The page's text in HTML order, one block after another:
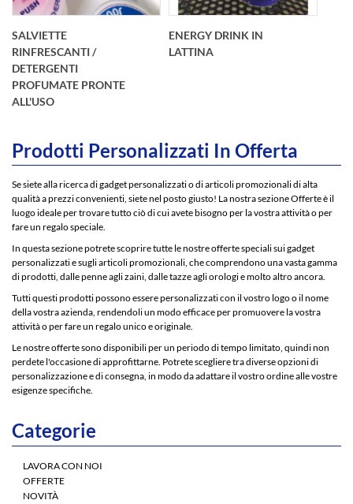
personalizzata acqua
Bottiglia
personalizzata e in
pet trasparente ma p
ml. Unicamente
naturale.
Napkin® GO
patented carrier
system è un sistema
brevettato per il
trasporto di
liquidi che contiene al
suo interno un
tampone in&
SALVIETTE
RINFRESCANTI /
DETERGENTI
PROFUMATE PRONTE
ALL'USO
ENERGY DRINK
Lattina in alluminio
(alucan) 25
energizzante con
taurina e
caffeinaaddizionate
di anidride carbonica
(leggermente
gassate)Eti
ENERGY DRINK IN
LATTINA
Prodotti Personalizzati In Offerta
Se siete alla ricerca di gadget personalizzati o di articoli promozionali di alta
qualità a prezzi convenienti, siete nel posto giusto! La nostra sezione Offerte è il
luogo ideale per trovare tutto ciò di cui avete bisogno per la vostra attività o per
fare un regalo speciale.
In questa sezione potrete scoprire tutte le nostre offerte speciali sui gadget
personalizzati e sugli articoli promozionali, che comprendono una vasta gamma
di prodotti, dalle penne agli zaini, dalle tazze agli orologi e molto altro ancora.
Tutti questi prodotti possono essere personalizzati con il vostro logo o il nome
della vostra azienda, rendendoli un modo efficace per promuovere la vostra
attività o per fare un regalo unico e originale.
Le nostre offerte sono disponibili per un periodo di tempo limitato, quindi non
perdete l'occasione di approfittarne. Potrete scegliere tra diverse opzioni di
personalizzazione e di consegna, in modo da adattare il vostro ordine alle vostre
esigenze specifiche.
Categorie
LAVORA CON NOI
OFFERTE
NOVITÀ